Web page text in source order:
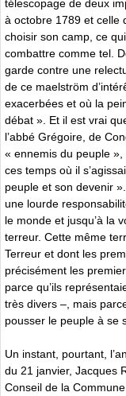
télescopage de deux
à octobre 1789 et celle
choisir son camp, ce
combattre comme tel.
garde contre une
de ce maelström
exacerbées et où la
débat ». Et il est vrai
l’abbé Grégoire, de
« ennemis du peuple »,
ces temps où il
peuple et son devenir
une lourde
le monde et jusqu’à la
terreur. Cette même
Terreur et dont les
précisément les
parce qu’ils
très divers –, mais
pousser le peuple à se
Un instant, pourtant,
du 21 janvier, Jacques
Conseil de la